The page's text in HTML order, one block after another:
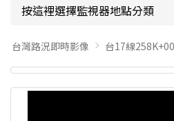
按這裡選擇監視器地點分類
台灣路況即時影像 台17線